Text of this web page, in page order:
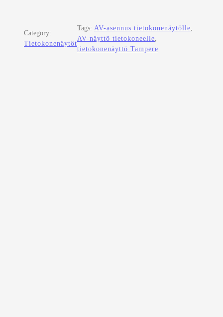
Category:
Tietokonenäytöt
Tags: AV-asennus tietokonenäytölle
AV-näyttö tietokoneelle
tietokonenäyttö Tampere